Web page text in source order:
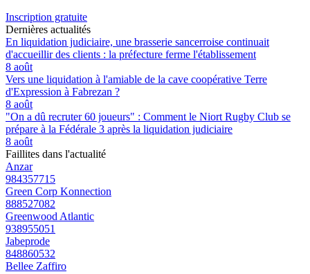
Inscription gratuite
Dernières actualités
En liquidation judiciaire, une brasserie sancerroise continuait
d'accueillir des clients : la préfecture ferme l'établissement
8 août
Vers une liquidation à l'amiable de la cave coopérative Terre
d'Expression à Fabrezan ?
8 août
"On a dû recruter 60 joueurs" : Comment le Niort Rugby Club se
prépare à la Fédérale 3 après la liquidation judiciaire
8 août
Faillites dans l'actualité
Anzar
984357715
Green Corp Konnection
888527082
Greenwood Atlantic
938955051
Jabeprode
848860532
Bellee Zaffiro